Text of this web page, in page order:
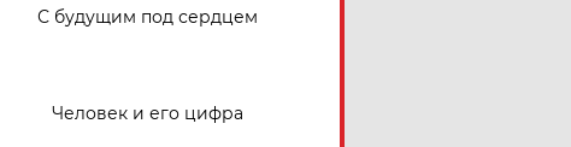
С будущим под сердцем
Человек и его цифра